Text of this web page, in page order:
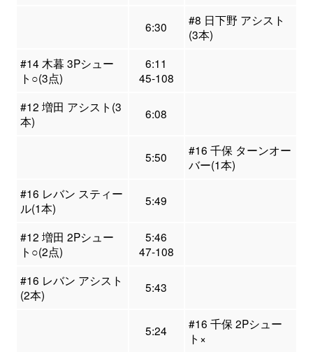
6:30
#8 日下野 アシスト
(3本)
#14 木暮 3Pシュー
ト○(3点)
6:11
45-108
#12 増田 アシスト(3
本)
6:08
5:50
#16 千保 ターンオー
バー(1本)
#16 レバン スティー
ル(1本)
5:49
#12 増田 2Pシュー
ト○(2点)
5:46
47-108
#16 レバン アシスト
(2本)
5:43
5:24
#16 千保 2Pシュー
ト×